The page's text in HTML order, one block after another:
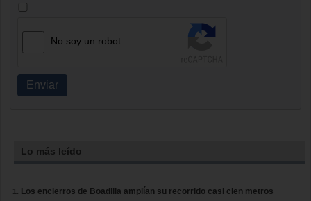
No soy un robot
Enviar
Lo más leído
Los encierros de Boadilla amplían su recorrido casi cien metros